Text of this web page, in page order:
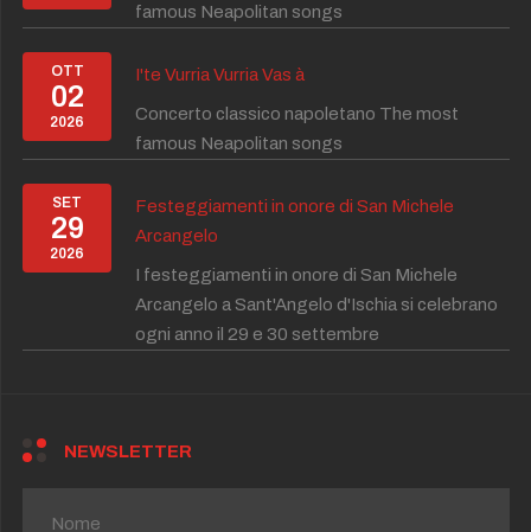
famous Neapolitan songs
OTT
02
2026
I'te Vurria Vurria Vas à
Concerto classico napoletano The most
famous Neapolitan songs
SET
29
2026
Festeggiamenti in onore di San Michele
Arcangelo
I festeggiamenti in onore di San Michele
Arcangelo a Sant'Angelo d'Ischia si celebrano
ogni anno il 29 e 30 settembre
NEWSLETTER